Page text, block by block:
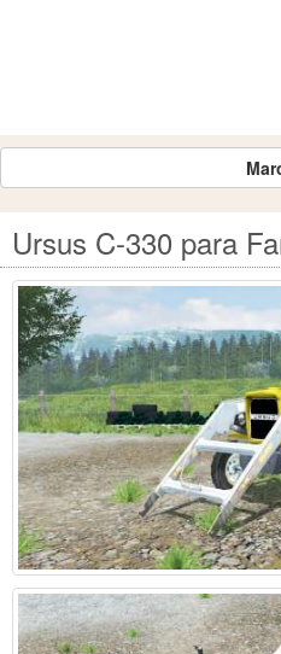
Ursus C-330 para